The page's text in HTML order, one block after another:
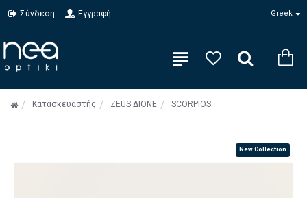
Σύνδεση Εγγραφή Greek
Κατασκευαστής ZEUS ΔIONE SCORPIOS
New Collection